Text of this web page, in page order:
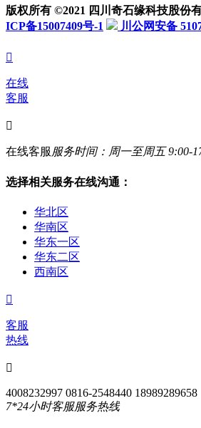
版权所有 ©2021 四川奇石缘科技股份
ICP备15007409号-1
川公网安备

在线
客服

在线客服服务时间：周一至周五 9:00-
选择相关服务在线沟通：
华北区
华南区
华东一区
华东二区
西南区

客服
热线

4008232997 0816-2548440 18989289658
7*24小时客服服务热线